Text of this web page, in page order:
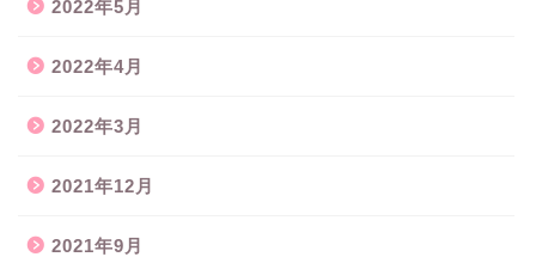
2022年5月
2022年4月
2022年3月
2021年12月
2021年9月